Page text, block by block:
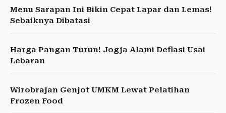
Menu Sarapan Ini Bikin Cepat Lapar dan Lemas!
Sebaiknya Dibatasi
Harga Pangan Turun! Jogja Alami Deflasi Usai
Lebaran
Wirobrajan Genjot UMKM Lewat Pelatihan
Frozen Food